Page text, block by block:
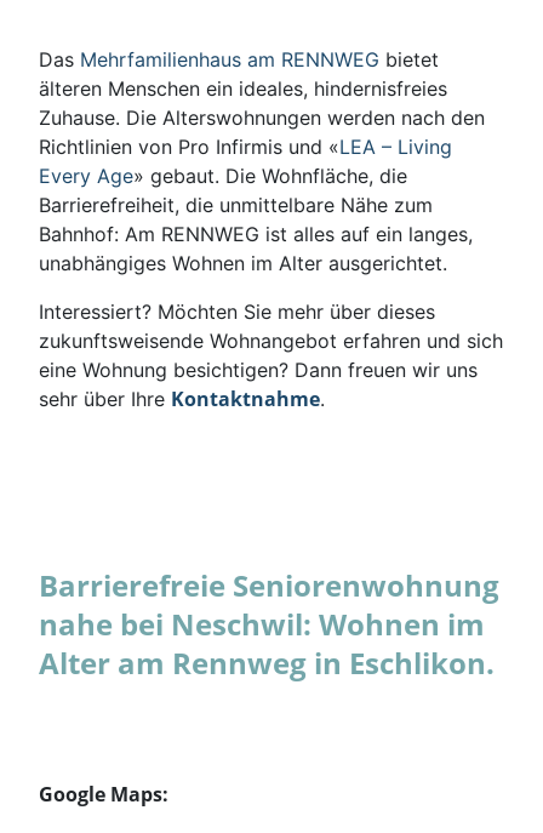
Das Mehrfamilienhaus am RENNWEG bietet
älteren Menschen ein ideales, hindernisfreies
Zuhause. Die Alterswohnungen werden nach den
Richtlinien von Pro Infirmis und «LEA – Living
Every Age» gebaut. Die Wohnfläche, die
Barrierefreiheit, die unmittelbare Nähe zum
Bahnhof: Am RENNWEG ist alles auf ein langes,
unabhängiges Wohnen im Alter ausgerichtet.
Interessiert? Möchten Sie mehr über dieses
zukunftsweisende Wohnangebot erfahren und sich
eine Wohnung besichtigen? Dann freuen wir uns
sehr über Ihre Kontaktnahme.
Barrierefreie Seniorenwohnung
nahe bei Neschwil: Wohnen im
Alter am Rennweg in Eschlikon.
Google Maps: